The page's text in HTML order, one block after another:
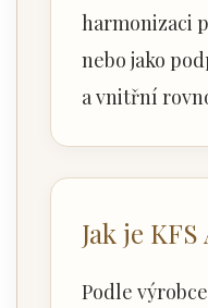
harmonizaci
nebo jako
a vnitřní
Jak je
Podle